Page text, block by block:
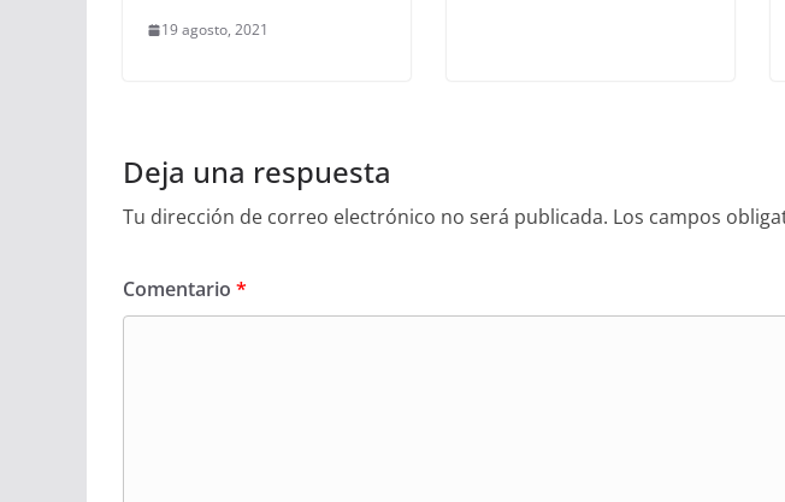
19 agosto, 2021
Deja una respuesta
Tu dirección de correo electrónico no será publicada. Los campos
Comentario *